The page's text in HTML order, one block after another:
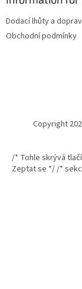
Dodací lhůty a
Obchodní podmínky
Copyright
/* Tohle skrývá
Zeptat se *//*